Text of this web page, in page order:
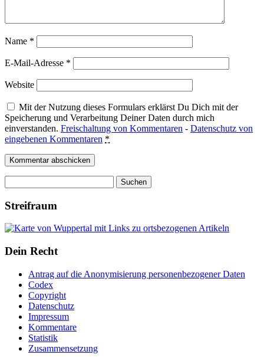
Name *
E-Mail-Adresse *
Website
Mit der Nutzung dieses Formulars erklärst Du Dich mit der
Speicherung und Verarbeitung Deiner Daten durch mich
einverstanden. Freischaltung von Kommentaren - Datenschutz von
eingebenen Kommentaren *
nach:
Streifraum
Dein Recht
Antrag auf die Anonymisierung personenbezogener Daten
Codex
Copyright
Datenschutz
Impressum
Kommentare
Statistik
Zusammensetzung